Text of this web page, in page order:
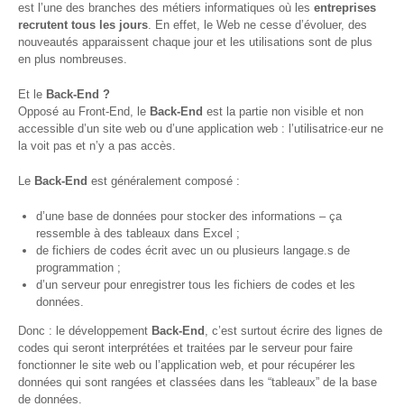
est l’une des branches des métiers informatiques où les entreprises
recrutent tous les jours. En effet, le Web ne cesse d’évoluer, des
nouveautés apparaissent chaque jour et les utilisations sont de plus
en plus nombreuses.
Et le Back-End ?
Opposé au Front-End, le Back-End est la partie non visible et non
accessible d’un site web ou d’une application web : l’utilisatrice·eur ne
la voit pas et n’y a pas accès.
Le Back-End est généralement composé :
d’une base de données pour stocker des informations – ça
ressemble à des tableaux dans Excel ;
de fichiers de codes écrit avec un ou plusieurs langage.s de
programmation ;
d’un serveur pour enregistrer tous les fichiers de codes et les
données.
Donc : le développement Back-End , c’est surtout écrire des lignes de
codes qui seront interprétées et traitées par le serveur pour faire
fonctionner le site web ou l’application web, et pour récupérer les
données qui sont rangées et classées dans les “tableaux” de la base
de données.
Déclics
Numériques
: menez
l’enquête !
Animations
ouvertes
au public
game – A la
découverte
des métiers
informatiques
Fiches
métiers
Informatique
: quelle